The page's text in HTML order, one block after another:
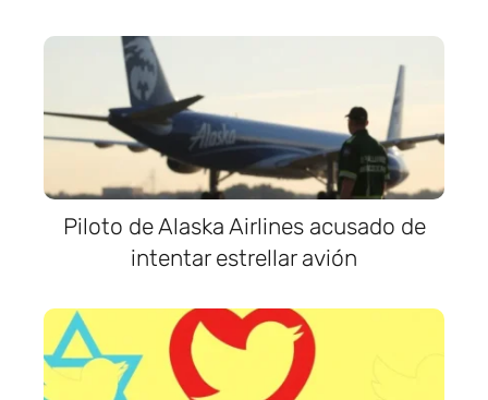
Piloto de Alaska Airlines acusado de
intentar estrellar avión